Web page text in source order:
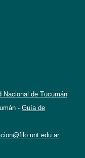
Nacional de Tucumán
- Guía de